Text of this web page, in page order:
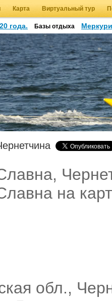
Карта Виртуальный тур
года. Базы отдыха
на
обл.,